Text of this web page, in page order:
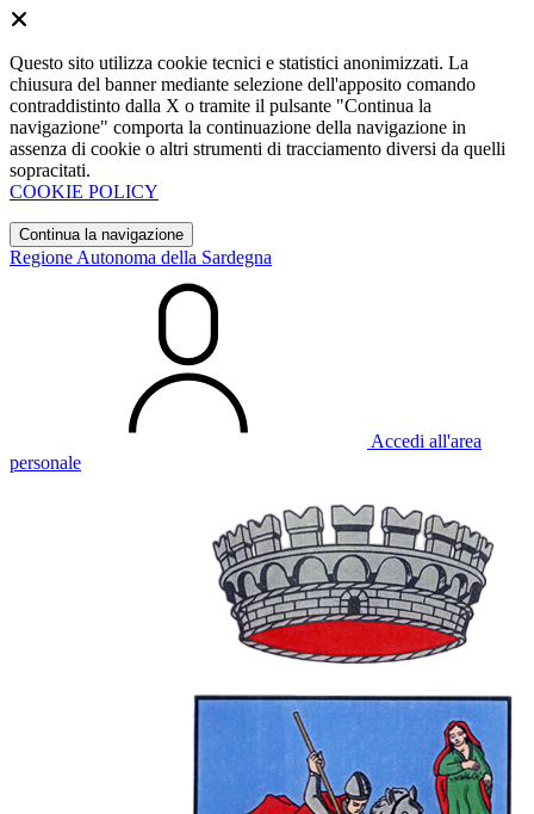
Questo sito utilizza cookie tecnici e statistici anonimizzati. La
chiusura del banner mediante selezione dell'apposito comando
contraddistinto dalla X o tramite il pulsante "Continua la
navigazione" comporta la continuazione della navigazione in
assenza di cookie o altri strumenti di tracciamento diversi da quelli
sopracitati.
COOKIE POLICY
Continua la navigazione
Regione Autonoma della Sardegna
Accedi all'area
personale